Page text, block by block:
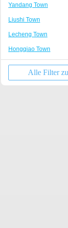
Yandang Town
Liushi Town
Lecheng Town
Hongqiao Town
Alle Filter